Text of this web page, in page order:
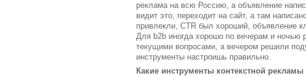
реклама на всю Россию, а объявление
видит это, переходит на сайт, а там
привлекли, CTR был хороший, объявление
Для b2b иногда хорошо по вечерам и ночью
текущими вопросами, а вечером решили
инструменты настроишь правильно.
Какие инструменты контекстной